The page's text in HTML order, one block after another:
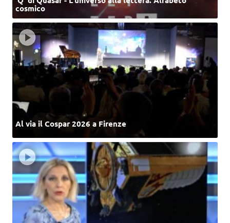
cosmico
Al via il Cospar 2026 a Firenze